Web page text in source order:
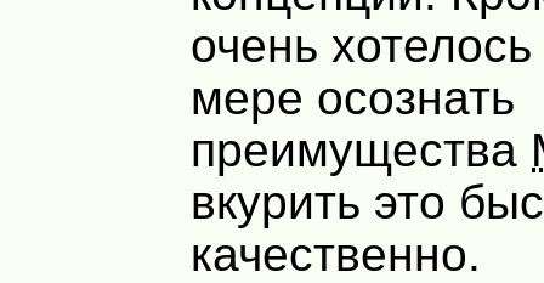
очень
мере осознать
преимущества
вкурить это
качественно.